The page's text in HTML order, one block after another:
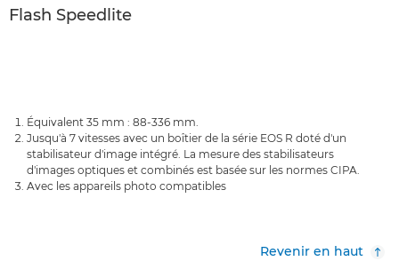
Flash Speedlite
Équivalent 35 mm : 88-336 mm.
Jusqu'à 7 vitesses avec un boîtier de la série EOS R doté d'un
stabilisateur d'image intégré. La mesure des stabilisateurs
d'images optiques et combinés est basée sur les normes CIPA.
Avec les appareils photo compatibles
Revenir en haut